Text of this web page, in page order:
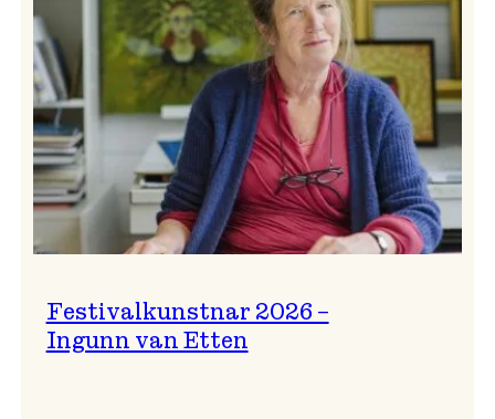
Festivalkunstnar 2026 –
Ingunn van Etten